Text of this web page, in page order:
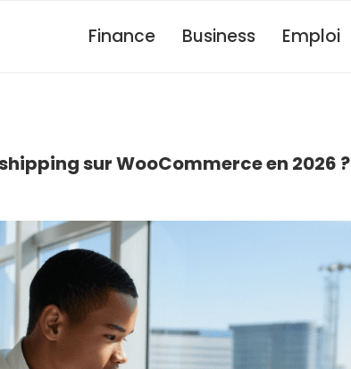
Finance Business Emploi
sur WooCommerce en 2026 ?